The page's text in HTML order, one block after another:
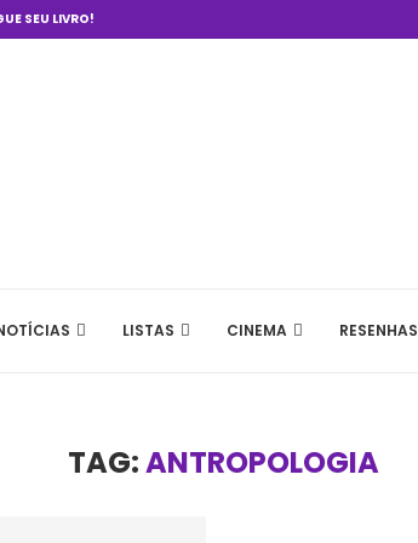
SEU LIVRO!
LISTAS CINEMA RESENHAS
TAG:ANTROPOLOGIA